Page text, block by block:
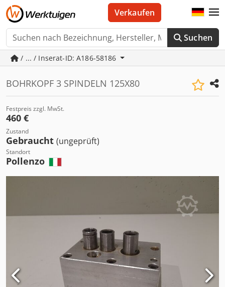
Suchen
Verkaufen
/ ... / Inserat-ID: A186-58186
BOHRKOPF 3 SPINDELN 125X80
Festpreis zzgl. MwSt.
460 €
Zustand
Gebraucht (ungeprüft)
Standort
Pollenzo